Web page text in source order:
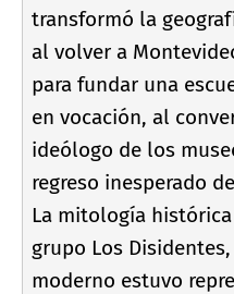
transformó la
al volver a
para fundar una
en vocación, al
ideólogo de los
regreso inesperado
La mitologí­a
grupo Los
moderno estuvo